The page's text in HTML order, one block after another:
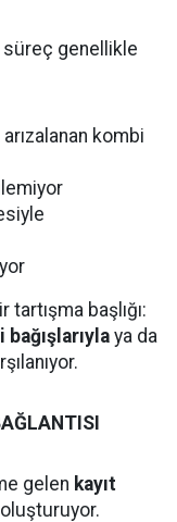
süreç genellikle
arızalanan kombi
tartışma başlığı:
ya da
gelen kayıt
oluşturuyor.